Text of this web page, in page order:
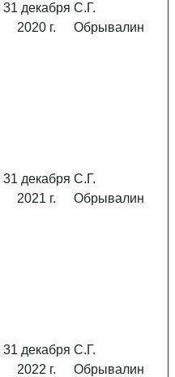
31 декабря
2020 г.
С.Г.
Обрывалин
31 декабря
2021 г.
С.Г.
Обрывалин
31 декабря
2022 г.
С.Г.
Обрывалин